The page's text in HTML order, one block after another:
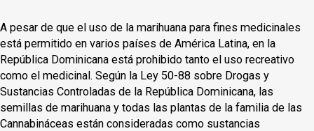
A pesar de que el uso de la marihuana para fines medicinales
está permitido en varios países de América Latina, en la
República Dominicana está prohibido tanto el uso recreativo
como el medicinal. Según la Ley 50-88 sobre Drogas y
Sustancias Controladas de la República Dominicana, las
semillas de marihuana y todas las plantas de la familia de las
Cannabináceas están consideradas como sustancias